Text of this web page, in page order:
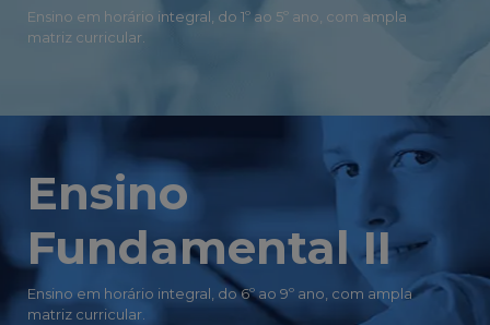
Ensino em horário integral, do 1º ao 5º ano, com ampla
matriz curricular.
Ensino
Fundamental II
Ensino em horário integral, do 6º ao 9º ano, com ampla
matriz curricular.